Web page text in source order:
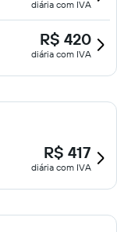
diária com IVA
R$ 420
diária com IVA
R$ 417
diária com IVA